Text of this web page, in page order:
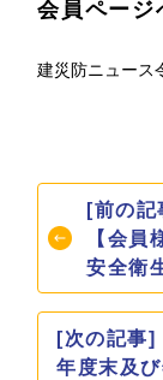
会員ページ
建災防ニュース
[前の記
【会
安全衛
[次の記事]
年度末及